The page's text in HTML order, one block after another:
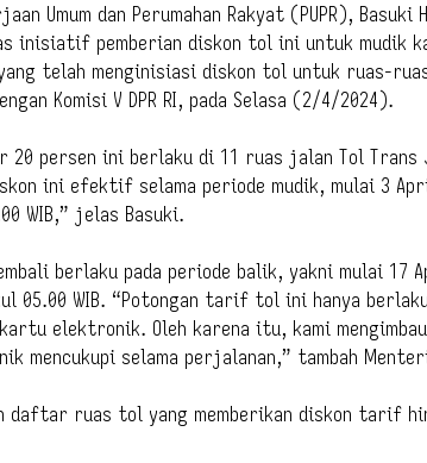
Umum dan Perumahan Rakyat (PUPR),
inisiatif pemberian diskon tol ini untuk mudik
telah menginisiasi diskon tol untuk ruas-
Komisi V DPR RI, pada Selasa (2/4/2024).
20 persen ini berlaku di 11 ruas jalan Tol
ini efektif selama periode mudik, mulai 3
WIB,” jelas Basuki.
berlaku pada periode balik, yakni mulai 17
05.00 WIB. “Potongan tarif tol ini hanya
kartu elektronik. Oleh karena itu, kami
mencukupi selama perjalanan,” tambah
daftar ruas tol yang memberikan diskon tarif